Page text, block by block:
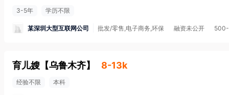
3-5年 学历不限
某深圳大型互联网公司 批发/零售,电子商务,环保 融资未公开
育儿嫂 【乌鲁木齐】 8-13k
经验不限 本科